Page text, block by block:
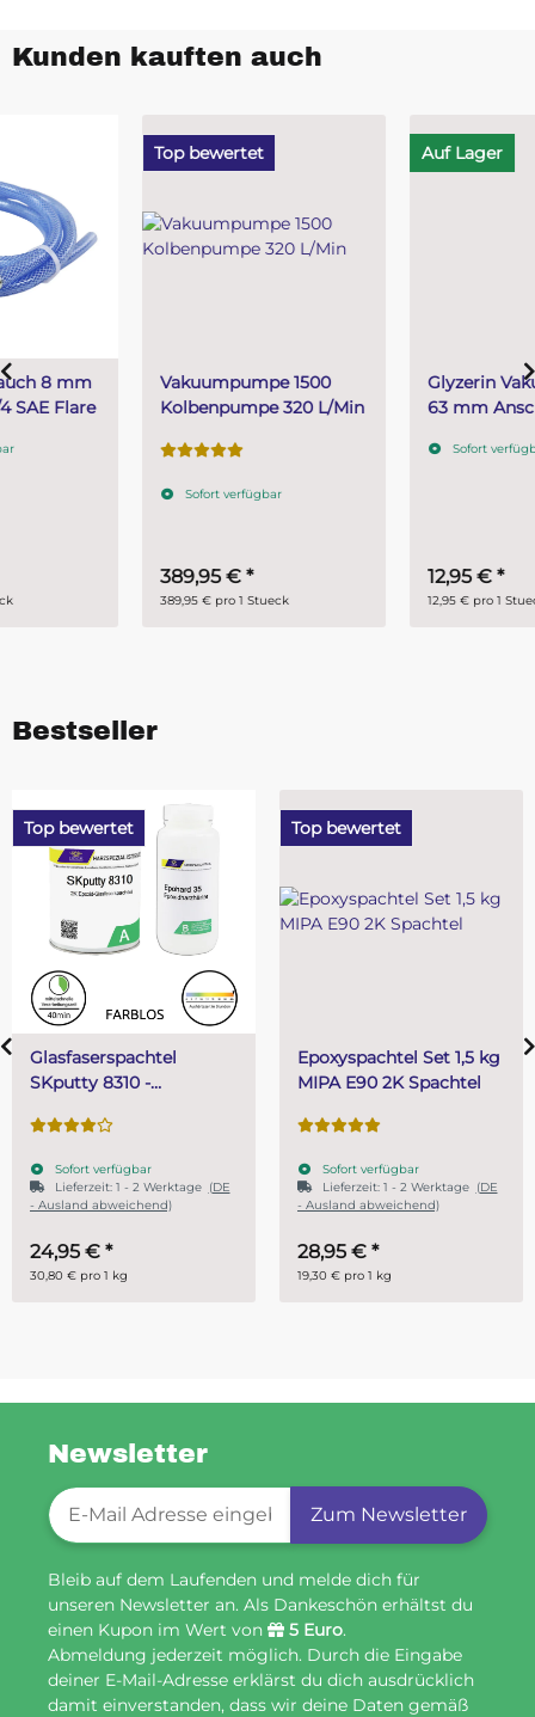
Kunden kauften auch
Vakuumpumpe 1500
Kolbenpumpe 320 L/Min
Glyzerin Vakuummeter
63 mm Anschluss hinten
Bestseller
Top bewertet
Epoxyspachtel Set 1,5 kg
MIPA E90 2K Spachtel
Sofort verfügbar
Lieferzeit:1 - 2 Werktage(DE
- Ausland abweichend)
28,95 €
19,30 € pro 1 kg
Top bewertet
PUR (Resin) 4 Minuten
Gießharz SKresin 6804
Sofort verfügbar
ab14,95 €
29,90 € pro 1 kg
Newsletter
Newsletter-Registrierung
Zum Newsletter
Bleib auf dem Laufenden und melde dich für
unseren Newsletter an. Als Dankeschön erhältst du
einen Kupon im Wert von
5 Euro.
Abmeldung jederzeit möglich. Durch die Eingabe
deiner E-Mail-Adresse erklärst du dich ausdrücklich
damit einverstanden, dass wir deine Daten gemäß